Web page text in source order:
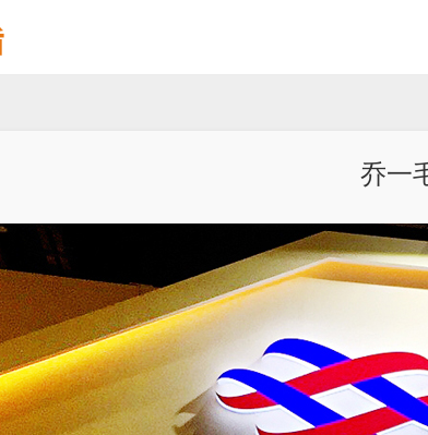
乔一